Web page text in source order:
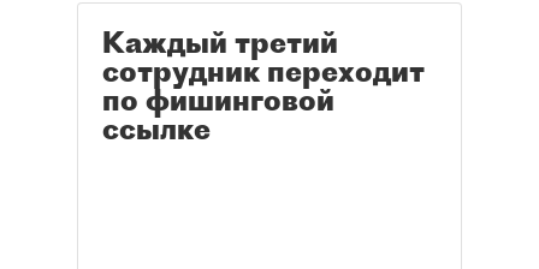
Каждый третий
сотрудник переходит
по фишинговой
ссылке